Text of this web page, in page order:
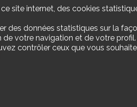
site internet, des cookies
des données statistiques sur la
de votre navigation et de votre profil.
contrôler ceux que vous